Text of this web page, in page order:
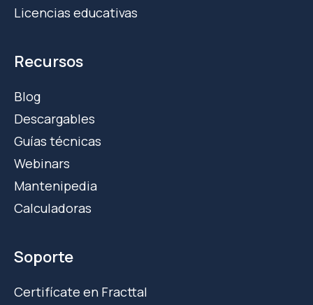
Licencias educativas
Recursos
Blog
Descargables
Guías técnicas
Webinars
Mantenipedia
Calculadoras
Soporte
Certifícate en Fracttal